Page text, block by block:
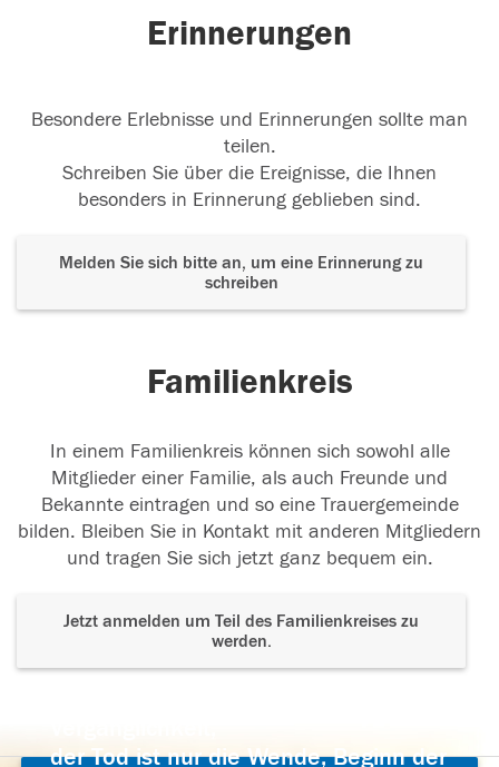
Erinnerungen
Besondere Erlebnisse und Erinnerungen sollte man
teilen.
Schreiben Sie über die Ereignisse, die Ihnen
besonders in Erinnerung geblieben sind.
Melden Sie sich bitte an, um eine Erinnerung zu
schreiben
Familienkreis
In einem Familienkreis können sich sowohl alle
Mitglieder einer Familie, als auch Freunde und
Bekannte eintragen und so eine Trauergemeinde
bilden. Bleiben Sie in Kontakt mit anderen Mitgliedern
und tragen Sie sich jetzt ganz bequem ein.
Jetzt anmelden um Teil des Familienkreises zu
werden.
der Tod ist nur die Wende, Beginn der